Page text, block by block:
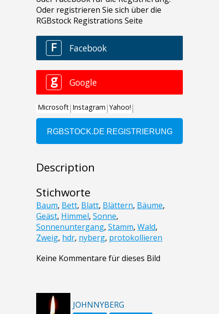
Description
Stichworte
Baum, Bett, Blatt, Blättern, Bäume,
Geäst, Himmel, Sonne,
Sonnenuntergang, Stamm, Wald,
Zweig, hdr, nyberg, protokollieren
Keine Kommentare für dieses Bild
JOHNNYBERG